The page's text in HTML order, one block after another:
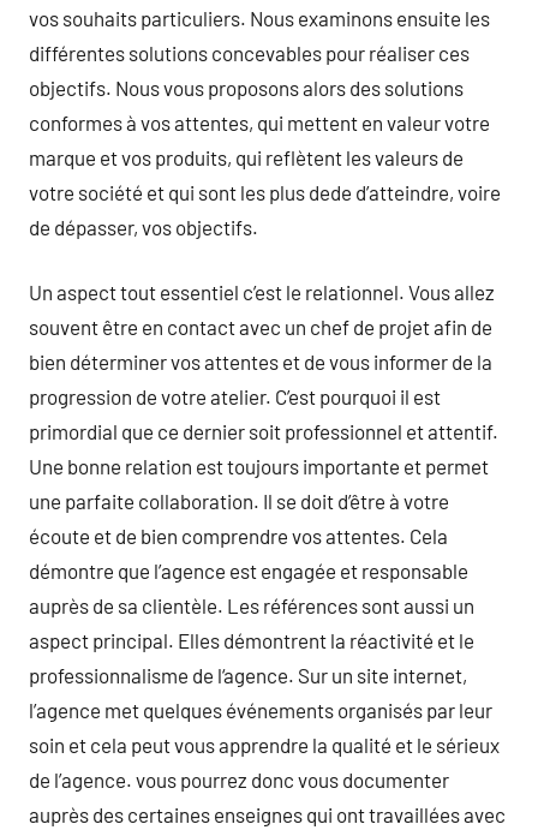
vos souhaits particuliers. Nous examinons ensuite les
différentes solutions concevables pour réaliser ces
objectifs. Nous vous proposons alors des solutions
conformes à vos attentes, qui mettent en valeur votre
marque et vos produits, qui reflètent les valeurs de
votre société et qui sont les plus dede d’atteindre, voire
de dépasser, vos objectifs.
Un aspect tout essentiel c’est le relationnel. Vous allez
souvent être en contact avec un chef de projet afin de
bien déterminer vos attentes et de vous informer de la
progression de votre atelier. C’est pourquoi il est
primordial que ce dernier soit professionnel et attentif.
Une bonne relation est toujours importante et permet
une parfaite collaboration. Il se doit d’être à votre
écoute et de bien comprendre vos attentes. Cela
démontre que l’agence est engagée et responsable
auprès de sa clientèle. Les références sont aussi un
aspect principal. Elles démontrent la réactivité et le
professionnalisme de l‘agence. Sur un site internet,
l’agence met quelques événements organisés par leur
soin et cela peut vous apprendre la qualité et le sérieux
de l’agence. vous pourrez donc vous documenter
auprès des certaines enseignes qui ont travaillées avec